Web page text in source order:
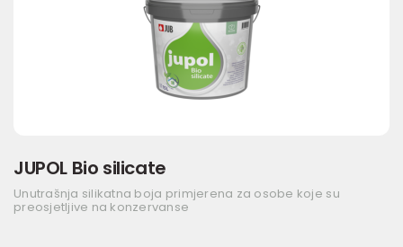
JUPOL Bio silicate
Unutrašnja silikatna boja primjerena za osobe koje su
preosjetljive na konzervanse